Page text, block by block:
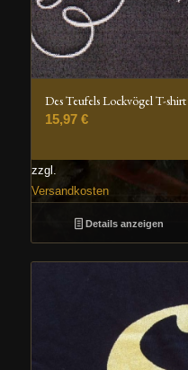
Des Teufels Lockvögel T-shirt
15,97 €
zzgl.
Versandkosten
Details anzeigen